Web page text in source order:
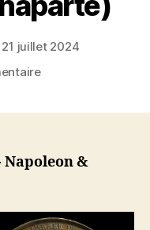
21 juillet 2024
sur
Bataille
(campagne